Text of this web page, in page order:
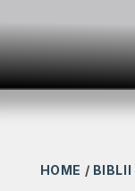
HOME / BIBLII